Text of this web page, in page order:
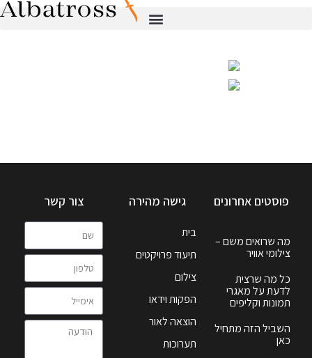
פוסטים אחרונים
מה שרואים משם –
צילומי אוויר
כל מה שרצית
לדעת על מאגרי
תמונות וקליפים
השביל הזה מתחיל
כאן
גישה מהירה
בית
תיעוד פרויקטים
צילום
הפקות וידאו
הוצאה לאור
תערוכות
צור קשר